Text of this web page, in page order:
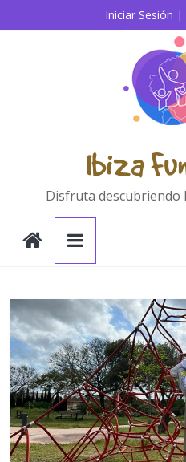
al
Iniciar Sesión |
Ibiza
Disfruta descubriendo